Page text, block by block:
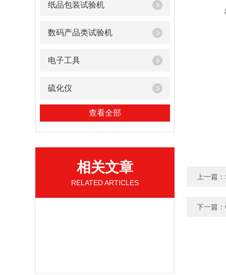
纸品包装试验机
数码产品类试验机
电子工具
硫化仪
查看全部
相关文章
RELATED ARTICLES
上一篇：
下一篇：